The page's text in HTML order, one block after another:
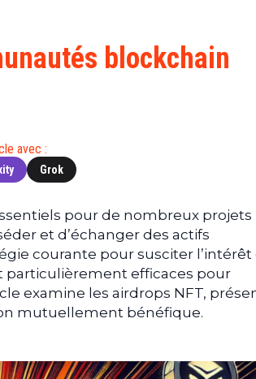
XRP
(XRP)
(DOGE)
blockchain
avec :
Grok
pour de nombreux projets
et d’échanger des actifs
courante pour susciter l’intérêt
particulièrement efficaces pour
examine les airdrops NFT,
mutuellement bénéfique.